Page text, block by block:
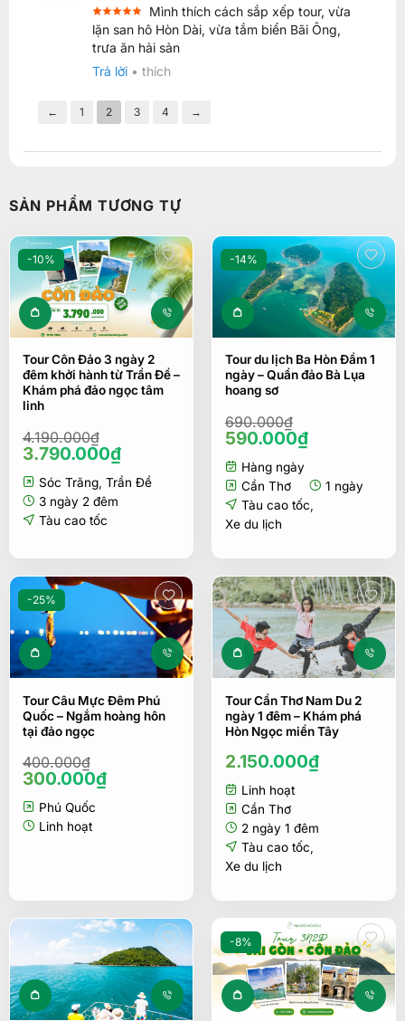
Được xếp
hạng55
sao
Mình thích cách sắp xếp tour, vừa
lặn san hô Hòn Dài, vừa tắm biển Bãi Ông,
trưa ăn hải sản
Trả lời • thích
← 1 2 3 4 →
SẢN PHẨM TƯƠNG TỰ
-10%
Tour Côn Đảo 3 ngày 2
đêm khởi hành từ Trần Đề –
Khám phá đảo ngọc tâm
linh
4.190.000₫
Giá
là:
4.190.000₫.
3.790.000₫Giá
hiện
tại
Sóc Trăng, Trần Đề
3 ngày 2 đêm
Tàu cao tốc
-14%
Tour du lịch Ba Hòn Đầm 1
ngày – Quần đảo Bà Lụa
hoang sơ
690.000₫
Giá
là:
690.000₫.
590.000₫Giá
hiện
là:
590.000₫.
Hàng ngày
Cần Thơ
1 ngày
Tàu cao tốc
Xe du lịch
-25%
Tour Câu Mực Đêm Phú
Quốc – Ngắm hoàng hôn
tại đảo ngọc
400.000₫
Giá
là:
400.000₫.
300.000₫Giá
hiện
Phú Quốc
Linh hoạt
Tour Cần Thơ Nam Du 2
ngày 1 đêm – Khám phá
Hòn Ngọc miền Tây
2.150.000₫
Linh hoạt
Cần Thơ
2 ngày 1 đêm
Tàu cao tốc
Xe du lịch
-8%